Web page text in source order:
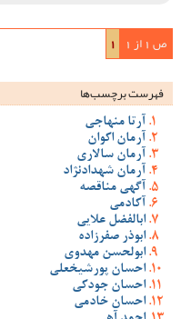
ص 1 از 1 1
فهرست برچسب‌ها
آرتا منهاجی
آرمان اکوان
آرمان سالاری
آرمان شهدادنژاد
آگهی مناقصه
آکادمی
ابالفضل علایی
ابوذر صفرزاده
ابولحسن مهدوی
احسان پورشیخعلی
احسان جودکی
احسان خادمی